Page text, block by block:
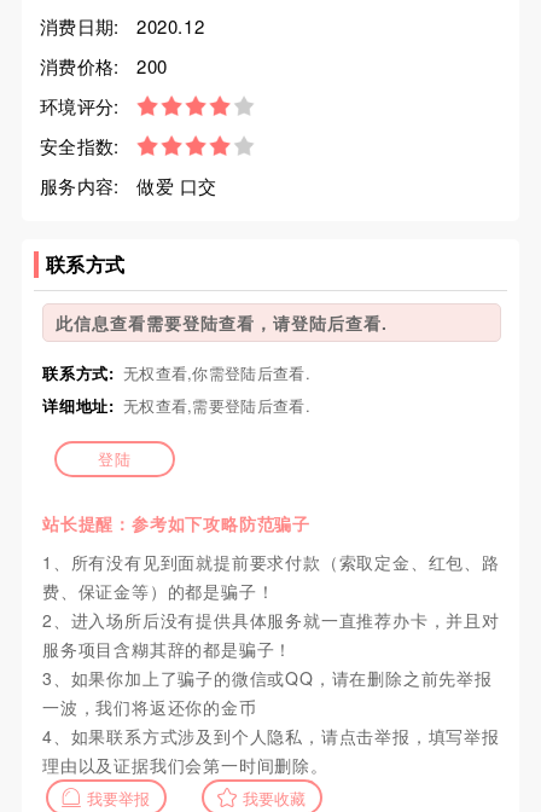
消费日期:
2020.12
消费价格:
200
环境评分:
安全指数:
服务内容:
做爱 口交
联系方式
此信息查看需要登陆查看，请登陆后查看.
联系方式: 无权查看,你需登陆后查看.
详细地址: 无权查看,需要登陆后查看.
登陆
站长提醒：参考如下攻略防范骗子
1、所有没有见到面就提前要求付款（索取定金、红包、路
费、保证金等）的都是骗子！
2、进入场所后没有提供具体服务就一直推荐办卡，并且对
服务项目含糊其辞的都是骗子！
3、如果你加上了骗子的微信或QQ，请在删除之前先举报
一波，我们将返还你的金币
4、如果联系方式涉及到个人隐私，请点击举报，填写举报
理由以及证据我们会第一时间删除。
我要举报 我要收藏